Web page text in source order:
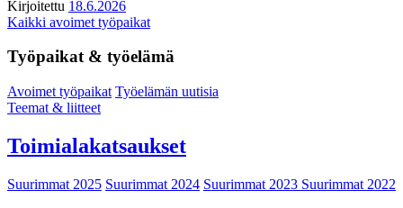
Kirjoitettu 18.6.2026
Kaikki avoimet työpaikat
Työpaikat & työelämä
Avoimet työpaikat Työelämän uutisia
Teemat & liitteet
Toimialakatsaukset
Suurimmat 2025 Suurimmat 2024 Suurimmat 2023 Suurimmat 2022